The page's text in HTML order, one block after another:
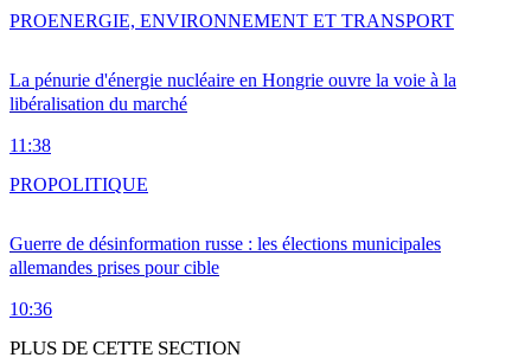
La pénurie d'énergie nucléaire en Hongrie ouvre la voie à la
libéralisation du marché
11:38
PROENERGIE, ENVIRONNEMENT ET TRANSPORT
Guerre de désinformation russe : les élections municipales
allemandes prises pour cible
10:36
PROPOLITIQUE
PLUS DE CETTE SECTION